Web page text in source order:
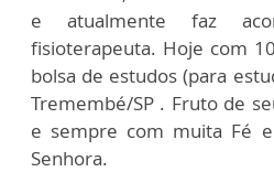
e atualmente faz
fisioterapeuta. Hoje com
bolsa de estudos (para
Tremembé/SP . Fruto de
e sempre com muita Fé
Senhora.